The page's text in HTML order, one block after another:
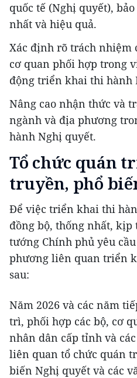
quốc tế (Nghị quyết),
nhất và hiệu quả.
Xác định rõ trách nhiệm
cơ quan phối hợp trong
động triển khai thi hành
Nâng cao nhận thức và
ngành và địa phương
hành Nghị quyết.
Tổ chức quán
truyền, phổ
Để việc triển khai thi
đồng bộ, thống nhất,
tướng Chính phủ yêu
phương liên quan triển
sau:
Năm 2026 và các năm
trì, phối hợp các bộ, cơ
nhân dân cấp tỉnh và
liên quan tổ chức quán
biến Nghị quyết và các